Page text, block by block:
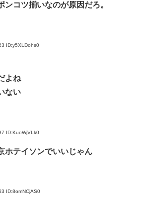
ンコツ揃いなのが原因だろ。
ID:y5XLDohs0
よね
ない
ID:KuoWjVLk0
ホテイソンでいいじゃん
ID:8omNCjAS0